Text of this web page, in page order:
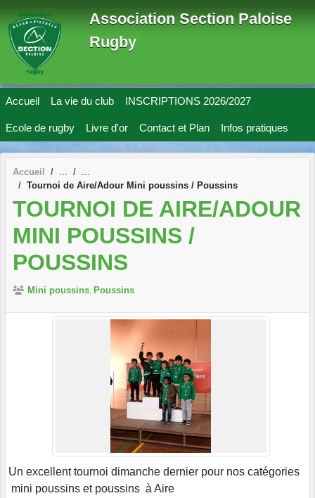
Association Section Paloise
Rugby
Accueil La vie du club INSCRIPTIONS 2026/2027
Ecole de rugby Livre d'or Contact et Plan Infos pratiques
Accueil
Tournoi de Aire/Adour Mini poussins / Poussins
TOURNOI DE AIRE/ADOUR
MINI POUSSINS /
POUSSINS
Mini poussins Poussins
Un excellent tournoi dimanche dernier pour nos catégories
mini poussins et poussins à Aire